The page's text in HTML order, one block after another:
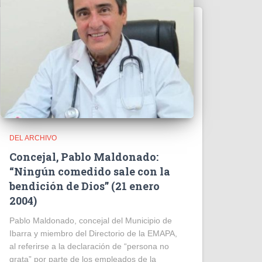
DEL ARCHIVO
Concejal, Pablo Maldonado:
“Ningún comedido sale con la
bendición de Dios” (21 enero
2004)
Pablo Maldonado, concejal del Municipio de
Ibarra y miembro del Directorio de la EMAPA,
al referirse a la declaración de “persona no
grata” por parte de los empleados de la